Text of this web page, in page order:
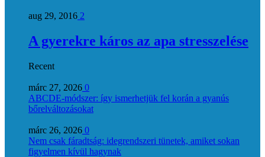
aug 29, 2016 2
A gyerekre káros az apa stresszelése
Recent
márc 27, 2026 0
ABCDE‑módszer: így ismerhetjük fel korán a gyanús
bőrelváltozásokat
márc 26, 2026 0
Nem csak fáradtság: idegrendszeri tünetek, amiket sokan
figyelmen kívül hagynak